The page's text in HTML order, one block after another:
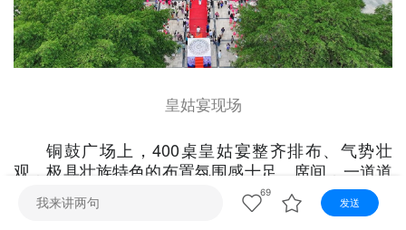
皇姑宴现场
铜鼓广场上，400桌皇姑宴整齐排布、气势壮
观，极具壮族特色的布置氛围感十足。席间，一道道
精心烹制的本土特色菜肴陆续上桌，高峰牛肉、石斛
馒头、千张肉、软糯肘子、特色拼盘等菜品荤素搭
69
发送